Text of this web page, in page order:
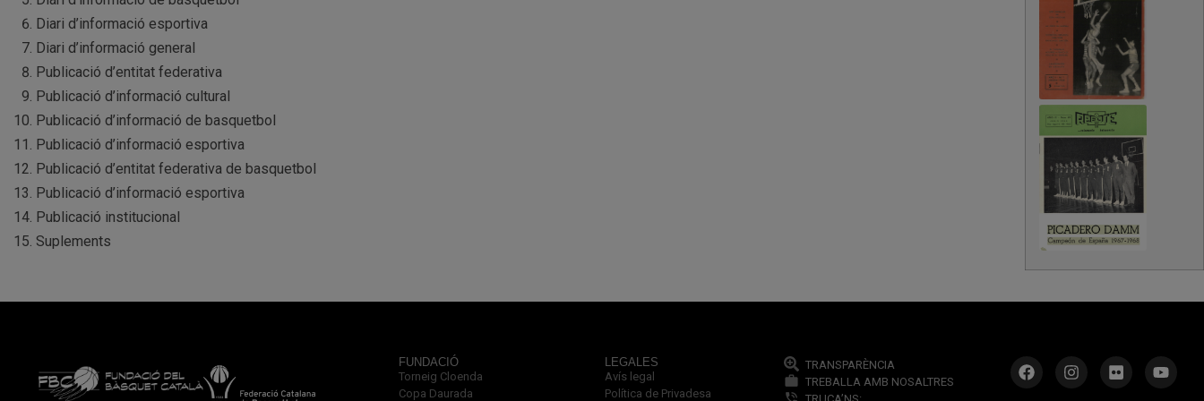
Diari d’informació esportiva
Diari d’informació general
Publicació d’entitat federativa
Publicació d’informació cultural
Publicació d’informació de basquetbol
Publicació d’informació esportiva
Publicació d’entitat federativa de basquetbol
Publicació d’informació esportiva
Publicació institucional
Suplements
FUNDACIÓ
Torneig Cloenda
Copa Daurada
LEGALES
Avís legal
Política de Privadesa
TRANSPARÈNCIA
TREBALLA AMB NOSALTRES